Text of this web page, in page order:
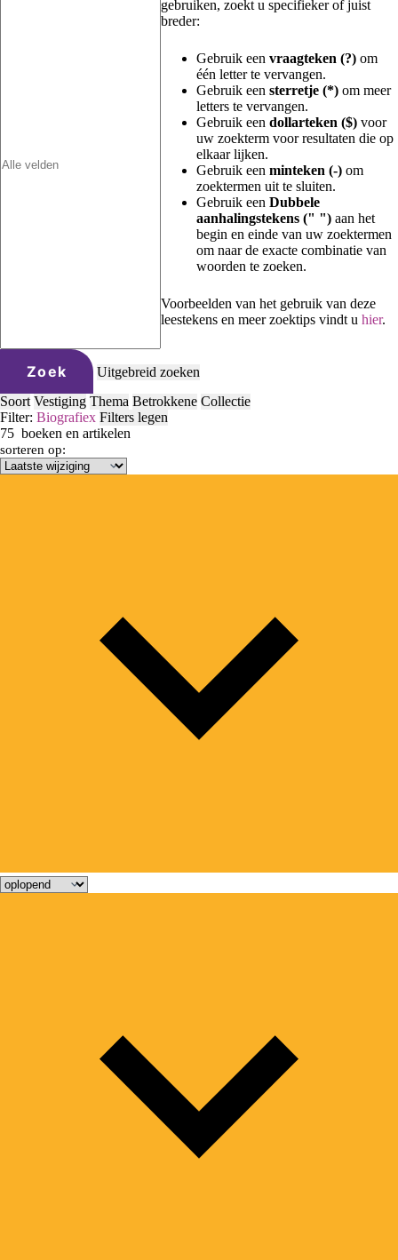
gebruiken, zoekt u specifieker of juist
breder:
Gebruik een vraagteken (?) om
één letter te vervangen.
Gebruik een sterretje (*) om meer
letters te vervangen.
Gebruik een dollarteken ($) voor
uw zoekterm voor resultaten die op
elkaar lijken.
Gebruik een minteken (-) om
zoektermen uit te sluiten.
Gebruik een Dubbele
aanhalingstekens (" ") aan het
begin en einde van uw zoektermen
om naar de exacte combinatie van
woorden te zoeken.
Voorbeelden van het gebruik van deze
leestekens en meer zoektips vindt u hier.
Zoek
Uitgebreid zoeken
Soort Vestiging Thema Betrokkene Collectie
Filter: Biografiex Filters legen
75 boeken en artikelen
sorteren op: